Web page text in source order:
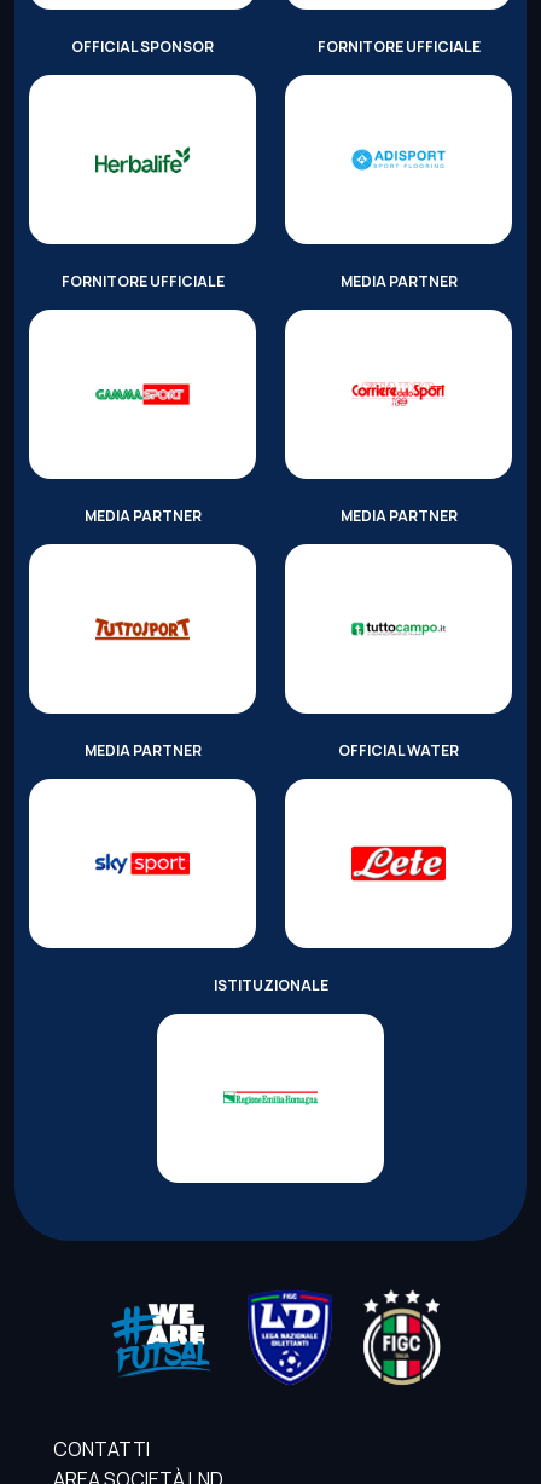
OFFICIAL SPONSOR FORNITORE UFFICIALE
FORNITORE UFFICIALE MEDIA PARTNER
MEDIA PARTNER MEDIA PARTNER
MEDIA PARTNER OFFICIAL WATER
ISTITUZIONALE
CONTATTI